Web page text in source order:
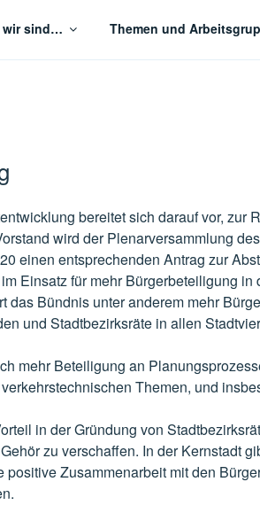
Göttingen
wir sind… Themen und
bereitet sich darauf vor, zur
wird der Plenarversammlung
einen entsprechenden Antrag zur
Einsatz für mehr Bürgerbeteiligung in
das Bündnis unter anderem mehr
und Stadtbezirksräte in allen
mehr Beteiligung an
Themen, und
in der Gründung von
zu verschaffen. In der Kernstadt
positive Zusammenarbeit mit den